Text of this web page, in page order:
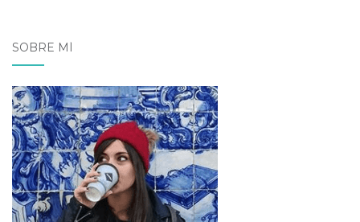
SOBRE MÍ